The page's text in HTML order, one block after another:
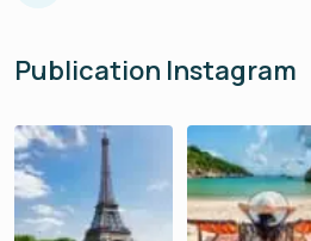
Publication Instagram